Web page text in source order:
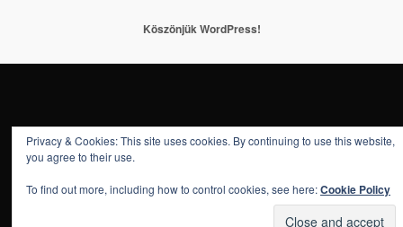
Köszönjük WordPress!
Privacy & Cookies: This site uses cookies. By continuing to use this website,
you agree to their use.
To find out more, including how to control cookies, see here:Cookie Policy